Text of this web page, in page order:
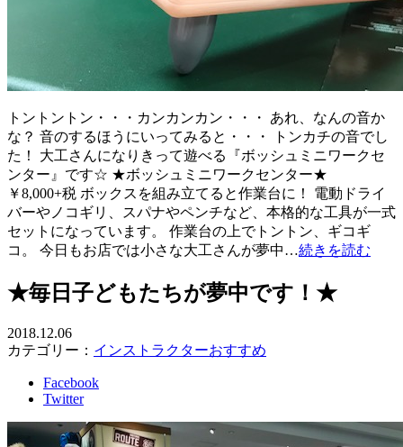
トントントン・・・カンカンカン・・・ あれ、なんの音か
な？ 音のするほうにいってみると・・・ トンカチの音でし
た！ 大工さんになりきって遊べる『ボッシュミニワークセ
ンター』です☆ ★ボッシュミニワークセンター★
￥8,000+税 ボックスを組み立てると作業台に！ 電動ドライ
バーやノコギリ、スパナやペンチなど、本格的な工具が一式
セットになっています。 作業台の上でトントン、ギコギ
コ。 今日もお店では小さな大工さんが夢中…続きを読む
★毎日子どもたちが夢中です！★
2018.12.06
カテゴリー： インストラクターおすすめ
Facebook
Twitter